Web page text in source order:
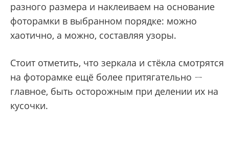
разного размера и наклеиваем на основание
фоторамки в выбранном порядке: можно
хаотично, а можно, составляя узоры.
Стоит отметить, что зеркала и стёкла смотрятся
на фоторамке ещё более притягательно ㄧ
главное, быть осторожным при делении их на
кусочки.